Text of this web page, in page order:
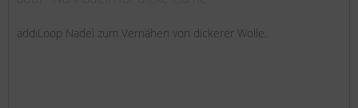
addiLoop Nadel zum Vernähen von dickerer Wolle.